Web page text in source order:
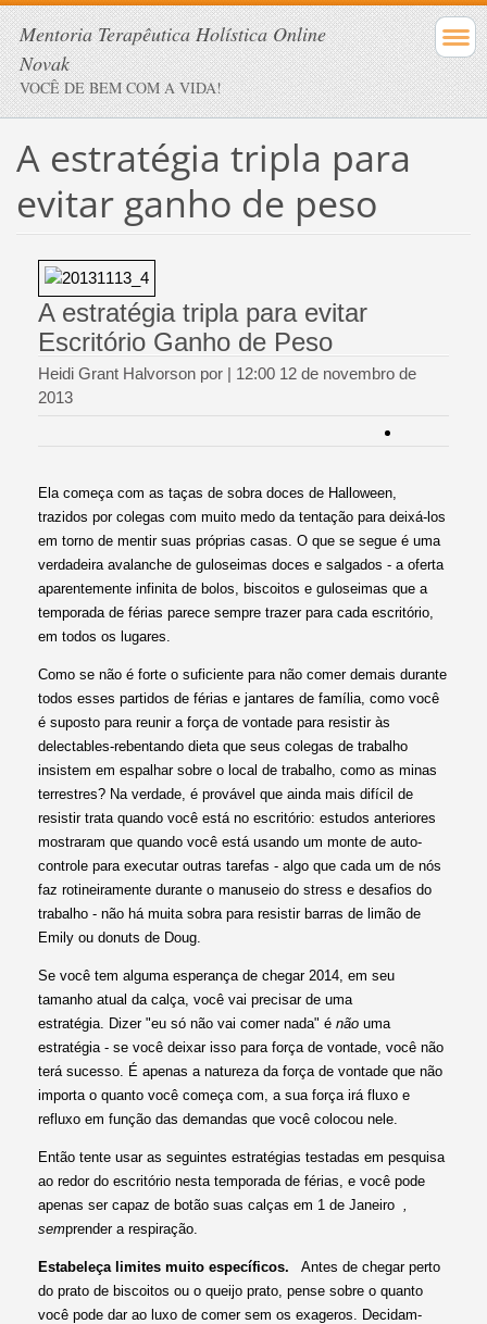
Mentoria Terapêutica Holística Online
Novak
VOCÊ DE BEM COM A VIDA!
A estratégia tripla para
evitar ganho de peso
A estratégia tripla para evitar
Escritório Ganho de Peso
Heidi Grant Halvorson por | 12:00 12 de novembro de
2013
Ela começa com as taças de sobra doces de Halloween,
trazidos por colegas com muito medo da tentação para deixá-los
em torno de mentir suas próprias casas. O que se segue é uma
verdadeira avalanche de guloseimas doces e salgados - a oferta
aparentemente infinita de bolos, biscoitos e guloseimas que a
temporada de férias parece sempre trazer para cada escritório,
em todos os lugares.
Como se não é forte o suficiente para não comer demais durante
todos esses partidos de férias e jantares de família, como você
é suposto para reunir a força de vontade para resistir às
delectables-rebentando dieta que seus colegas de trabalho
insistem em espalhar sobre o local de trabalho, como as minas
terrestres? Na verdade, é provável que ainda mais difícil de
resistir trata quando você está no escritório: estudos anteriores
mostraram que quando você está usando um monte de auto-
controle para executar outras tarefas - algo que cada um de nós
faz rotineiramente durante o manuseio do stress e desafios do
trabalho - não há muita sobra para resistir barras de limão de
Emily ou donuts de Doug.
Se você tem alguma esperança de chegar 2014, em seu
tamanho atual da calça, você vai precisar de uma
estratégia. Dizer "eu só não vai comer nada" é nãouma
estratégia - se você deixar isso para força de vontade, você não
terá sucesso. É apenas a natureza da força de vontade que não
importa o quanto você começa com, a sua força irá fluxo e
refluxo em função das demandas que você colocou nele.
Então tente usar as seguintes estratégias testadas em pesquisa
ao redor do escritório nesta temporada de férias, e você pode
apenas ser capaz de botão suas calças em 1 de Janeiro
semprender a respiração.
Estabeleça limites muito específicos. Antes de chegar perto
do prato de biscoitos ou o queijo prato, pense sobre o quanto
você pode dar ao luxo de comer sem os exageros. Decidam-